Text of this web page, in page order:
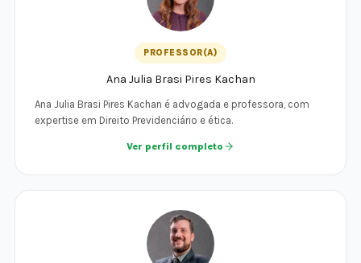
PROFESSOR(A)
Ana Julia Brasi Pires Kachan
Ana Julia Brasi Pires Kachan é advogada e professora, com
expertise em Direito Previdenciário e ética.
Ver perfil completo